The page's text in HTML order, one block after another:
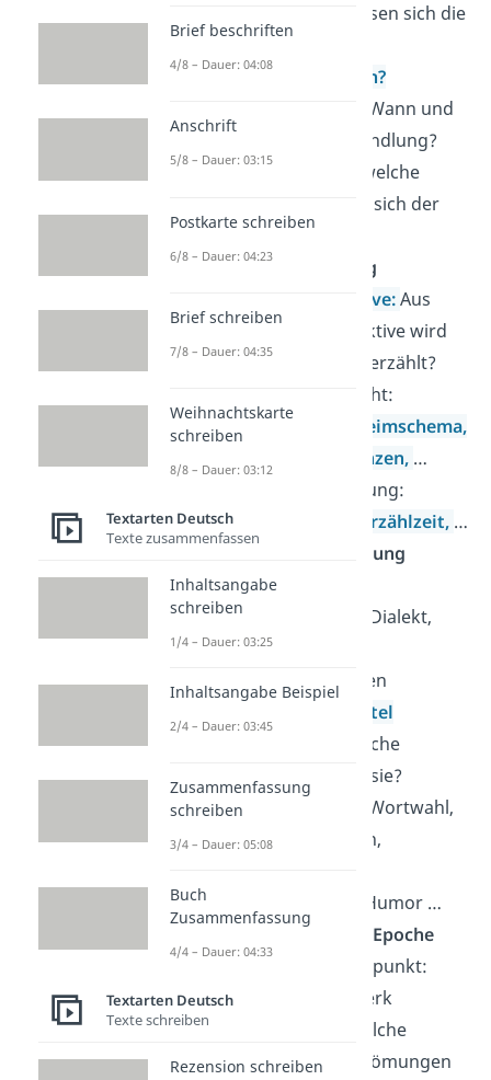
Figuren: Wie lassen sich die
charakterisieren?
Raum und Zeit: Wann und
wo spielt die Handlung?
Gliederung: In welche
Abschnitte lässt sich der
Text einteilen?
Formale Gestaltung
Erzählperspektive:Aus
welcher Perspektive wird
das Geschehen erzählt?
bei einem Gedicht:
Gedichtform,
Reimschema,
Kadenzen, …
bei einer Erzählung:
Erzählzeit, …
Sprachliche Gestaltung
Art der Sprache:
Alltagssprache, Dialekt,
Hochsprache …
Stilmittel: Werden
rhetorische Mittel
verwendet? Welche
Wirkung haben sie?
Auffälligkeiten: Wortwahl,
Wiederholungen,
Widersprüche, Humor …
Einordnung in eine Epoche
Entstehungszeitpunkt:
Wann ist das Werk
entstanden? Welche
literarischen Strömungen
Brief beschriften
4/8 – Dauer: 04:08
Anschrift
5/8 – Dauer: 03:15
Postkarte schreiben
6/8 – Dauer: 04:23
Brief schreiben
7/8 – Dauer: 04:35
Weihnachtskarte
schreiben
8/8 – Dauer: 03:12
Textarten Deutsch
Texte zusammenfassen
Inhaltsangabe
schreiben
1/4 – Dauer: 03:25
Inhaltsangabe Beispiel
2/4 – Dauer: 03:45
Zusammenfassung
schreiben
3/4 – Dauer: 05:08
Buch
Zusammenfassung
4/4 – Dauer: 04:33
Textarten Deutsch
Texte schreiben
Rezension schreiben